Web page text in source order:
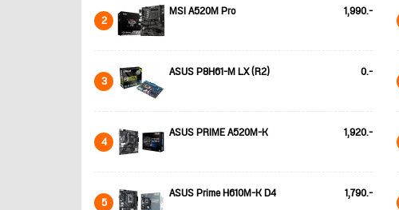
2 MSI A520M Pro 1,990.-
3 ASUS P8H61-M LX (R2) 0.-
4 ASUS PRIME A520M-K 1,920.-
5 ASUS Prime H610M-K D4 1,790.-